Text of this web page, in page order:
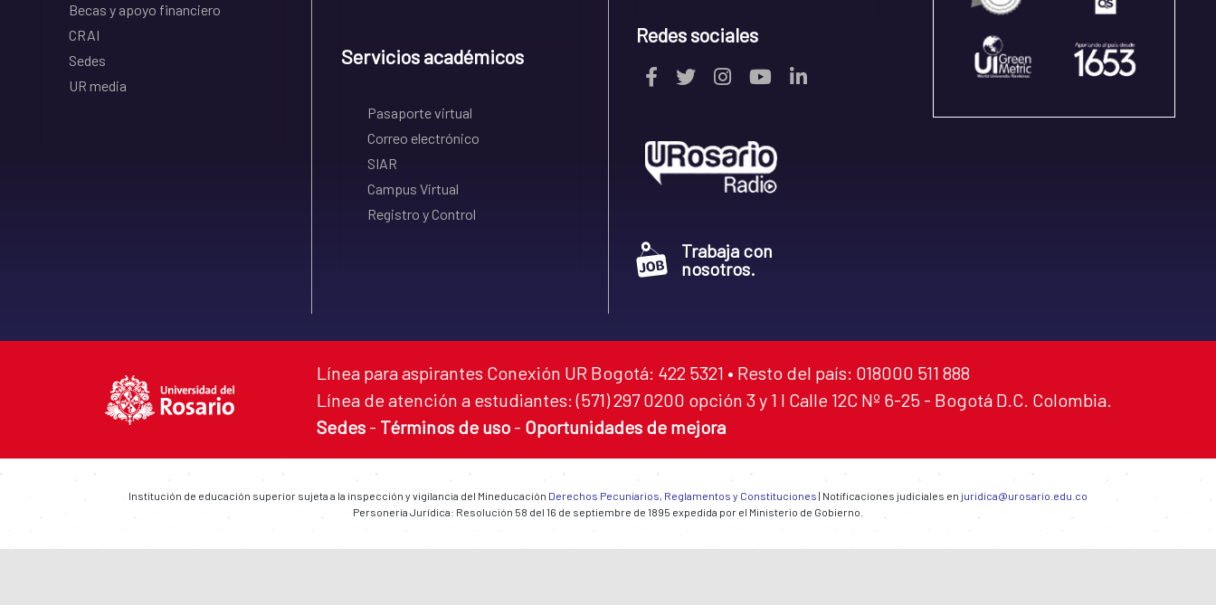
Becas y apoyo financiero
CRAI
Sedes
UR media
Servicios académicos
Pasaporte virtual
Correo electrónico
SIAR
Campus Virtual
Registro y Control
Redes sociales
Trabaja con
nosotros.
Línea para aspirantes Conexión UR Bogotá: 422 5321 • Resto del país: 018000 511 888
Línea de atención a estudiantes: (571) 297 0200 opción 3 y 1 I Calle 12C Nº 6-25 - Bogotá D.C. Colombia.
Sedes - Términos de uso - Oportunidades de mejora
Institución de educación superior sujeta a la inspección y vigilancia del Mineducación Derechos Pecuniarios, Reglamentos y Constituciones | Notificaciones judiciales en juridica@urosario.edu.co
Personería Jurídica: Resolución 58 del 16 de septiembre de 1895 expedida por el Ministerio de Gobierno.